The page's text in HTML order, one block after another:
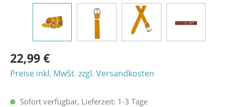
22,99 €
Preise inkl. MwSt. zzgl. Versandkosten
Sofort verfügbar, Lieferzeit: 1-3 Tage